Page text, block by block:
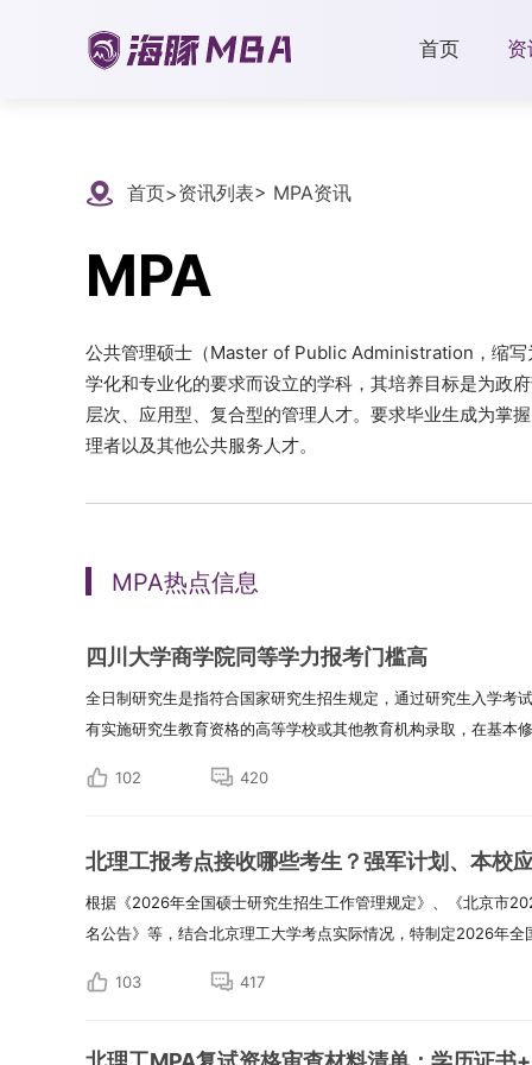
首页 资
首页>资讯列表> MPA资讯
MPA
公共管理硕士（Master of Public Administration，缩写
学化和专业化的要求而设立的学科，其培养目标是为政
层次、应用型、复合型的管理人才。要求毕业生成为掌
理者以及其他公共服务人才。
MPA热点信息
四川大学商学院同等学力报考门槛高
全日制研究生是指符合国家研究生招生规定，通过研究生入学考
有实施研究生教育资格的高等学校或其他教育机构录取，在基本
102 420
北理工报考点接收哪些考生？强军计划、本校
根据《2026年全国硕士研究生招生工作管理规定》、《北京市
名公告》等，结合北京理工大学考点实际情况，特制定2026年全
103 417